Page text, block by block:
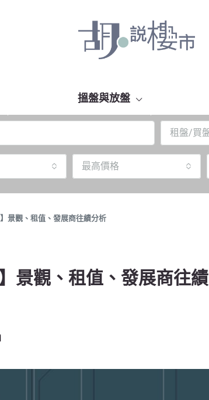
搵盤與放盤
租盤/買
最高價格
】景觀、租值、發展商往績分析
】景觀、租值、發展商往